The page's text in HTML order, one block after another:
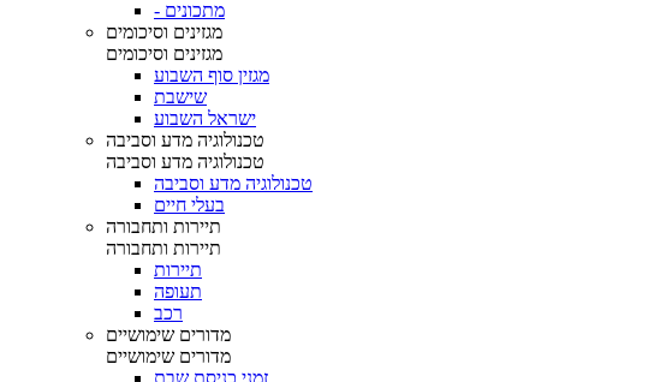
- מתכונים
מגזינים וסיכומים
מגזינים וסיכומים
מגזין סוף השבוע
שישבת
ישראל השבוע
טכנולוגיה מדע וסביבה
טכנולוגיה מדע וסביבה
טכנולוגיה מדע וסביבה
בעלי חיים
תיירות ותחבורה
תיירות ותחבורה
תיירות
תעופה
רכב
מדורים שימושיים
מדורים שימושיים
זמני כניסת שבת